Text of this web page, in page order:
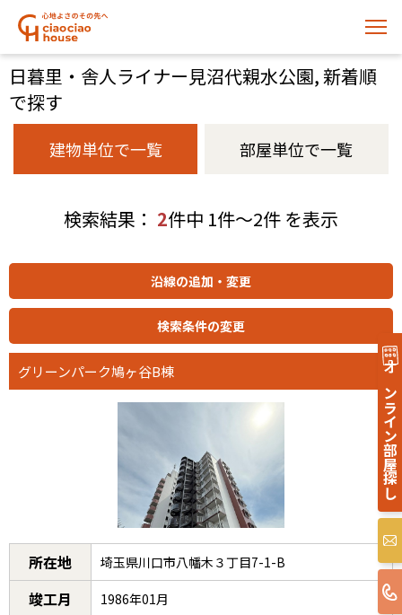
日暮里・舎人ライナー見沼代親水公園, 新着順
で探す
建物単位で一覧 部屋単位で一覧
検索結果： 2件中 1件～2件 を表示
グリーンパーク鳩ヶ谷B棟
所在地 埼玉県川口市八幡木３丁目7-1-B
竣工月 1986年01月
オンライン部屋探し